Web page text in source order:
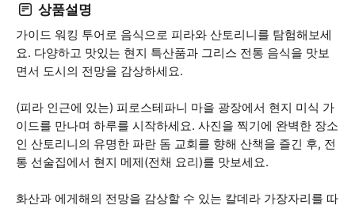
상품설명
가이드 워킹 투어로 음식으로 피라와 산토리니를 탐험해보세
요. 다양하고 맛있는 현지 특산품과 그리스 전통 음식을 맛보
면서 도시의 전망을 감상하세요.
(피라 인근에 있는) 피로스테파니 마을 광장에서 현지 미식 가
이드를 만나며 하루를 시작하세요. 사진을 찍기에 완벽한 장소
인 산토리니의 유명한 파란 돔 교회를 향해 산책을 즐긴 후, 전
통 선술집에서 현지 메제(전채 요리)를 맛보세요.
화산과 에게해의 전망을 감상할 수 있는 칼데라 가장자리를 따